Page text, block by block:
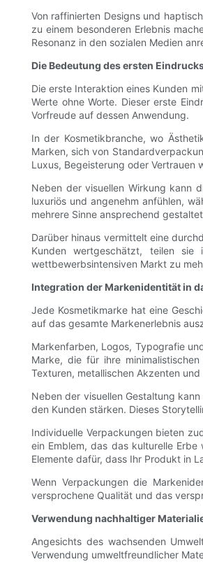
Von raffinierten Designs und
zu einem besonderen Erlebnis
Resonanz in den sozialen Medien
Die Bedeutung des ersten
Die erste Interaktion eines Kunden
Werte ohne Worte. Dieser erste
Vorfreude auf dessen Anwendung.
In der Kosmetikbranche, wo
Marken, sich von
Luxus, Begeisterung oder Vertrauen
Neben der visuellen Wirkung kann
luxuriös und angenehm anfühlen,
mehrere Sinne ansprechend
Darüber hinaus vermittelt eine
Kunden wertgeschätzt, teilen
wettbewerbsintensiven Markt zu
Integration der Markenidentität in
Jede Kosmetikmarke hat eine
auf das gesamte Markenerlebnis
Markenfarben, Logos, Typografie
Marke, die für ihre
Texturen, metallischen Akzenten
Neben der visuellen Gestaltung
den Kunden stärken. Dieses
Individuelle Verpackungen bieten
ein Emblem, das das kulturelle
Elemente dafür, dass Ihr Produkt in
Wenn Verpackungen die
versprochene Qualität und das
Verwendung nachhaltiger
Angesichts des wachsenden
Verwendung umweltfreundlicher